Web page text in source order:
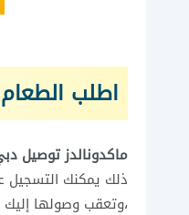
اطلب
ماكدونالدز توصيل
ذلك يمكنك التسجيل
،وتعقب وصولها